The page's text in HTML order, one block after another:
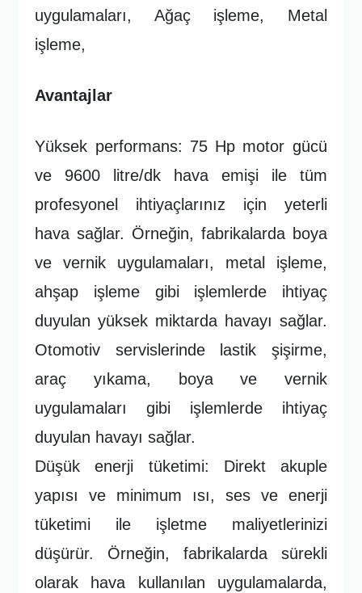
uygulamaları, Ağaç işleme, Metal
işleme,
Avantajlar
Yüksek performans: 75 Hp motor gücü
ve 9600 litre/dk hava emişi ile tüm
profesyonel ihtiyaçlarınız için yeterli
hava sağlar. Örneğin, fabrikalarda boya
ve vernik uygulamaları, metal işleme,
ahşap işleme gibi işlemlerde ihtiyaç
duyulan yüksek miktarda havayı sağlar.
Otomotiv servislerinde lastik şişirme,
araç yıkama, boya ve vernik
uygulamaları gibi işlemlerde ihtiyaç
duyulan havayı sağlar.
Düşük enerji tüketimi: Direkt akuple
yapısı ve minimum ısı, ses ve enerji
tüketimi ile işletme maliyetlerinizi
düşürür. Örneğin, fabrikalarda sürekli
olarak hava kullanılan uygulamalarda,